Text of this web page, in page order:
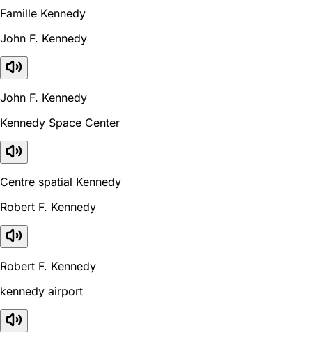
Famille Kennedy
John F. Kennedy
John F. Kennedy
Kennedy Space Center
Centre spatial Kennedy
Robert F. Kennedy
Robert F. Kennedy
kennedy airport